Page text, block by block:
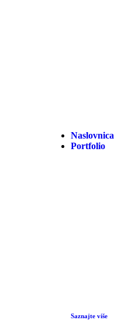
Naslovnica
Portfolio
Saznajte više